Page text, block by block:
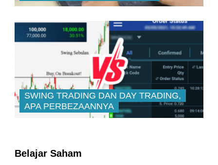
SWING TRADING DAN DAY TRADING,
APA PERBEZAANNYA
Belajar Saham